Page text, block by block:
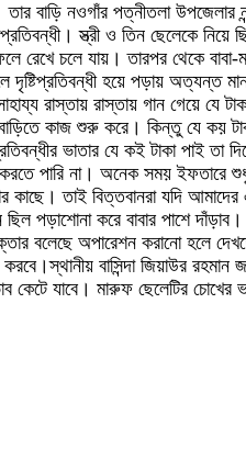
বাড়ি নওগাঁর পত্নীতলা
স্ত্রী ও তিন ছেলেকে
রেখে চলে যায়। তারপর থেকে
দৃষ্টিপ্রতিবন্ধী হয়ে পড়ায় অত্যন্ত
রাস্তায় রাস্তায় গান গেয়ে যে
বাড়িতে কাজ শুরু করে। কিন্তু যে
ভাতার যে কই টাকা পাই তা
পারি না। অনেক সময় ইফতারে
তাই বিত্তবানরা যদি
পড়াশোনা করে বাবার পাশে
বলেছে অপারেশন করানো হলে
বাসিন্দা জিয়াউর
কেটে যাবে। মারুফ ছেলেটির